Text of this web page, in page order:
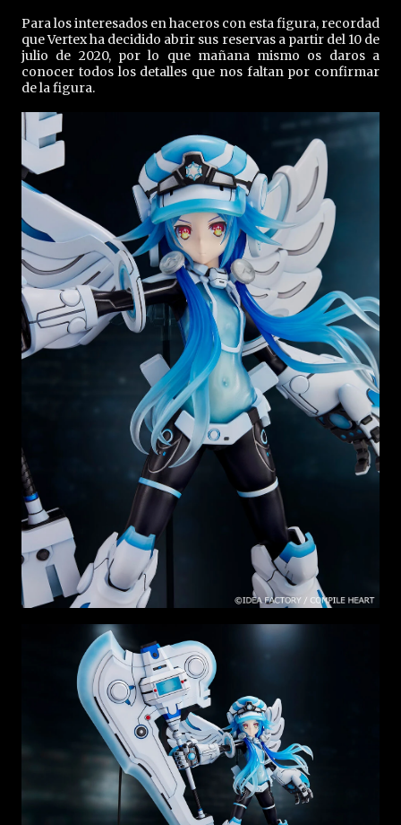
Para los interesados en haceros con esta figura, recordad
que Vertex ha decidido abrir sus reservas a partir del 10 de
julio de 2020, por lo que mañana mismo os daros a
conocer todos los detalles que nos faltan por confirmar
de la figura.